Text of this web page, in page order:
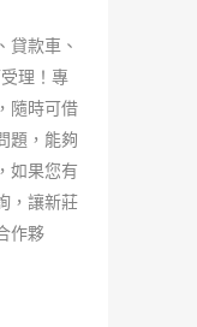
貸款車、
理！專
隨時可借
題，能夠
如果您有
，讓新莊
作夥